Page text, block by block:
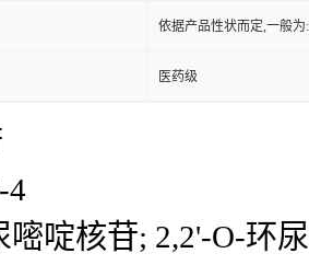
依据产品性状而定,一般
医药级
4
嘧啶核苷; 2,2'-O-环